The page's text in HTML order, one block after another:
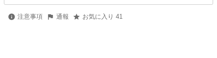
注意事項 通報 お気に入り 41